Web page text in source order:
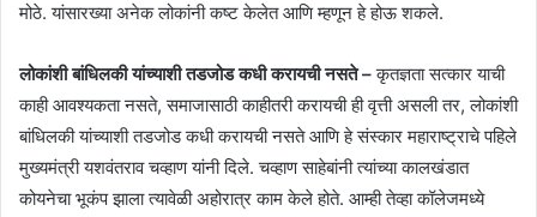
मोठे. यांसारख्या अनेक लोकांनी कष्ट केलेत आणि म्हणून हे होऊ शकले.
लोकांशी बांधिलकी यांच्याशी तडजोड कधी करायची नसते –कृतज्ञता सत्कार याची
काही आवश्यकता नसते, समाजासाठी काहीतरी करायची ही वृत्ती असली तर, लोकांशी
बांधिलकी यांच्याशी तडजोड कधी करायची नसते आणि हे संस्कार महाराष्ट्राचे पहिले
मुख्यमंत्री यशवंतराव चव्हाण यांनी दिले. चव्हाण साहेबांनी त्यांच्या कालखंडात
कोयनेचा भूकंप झाला त्यावेळी अहोरात्र काम केले होते. आम्ही तेव्हा कॉलेजमध्ये